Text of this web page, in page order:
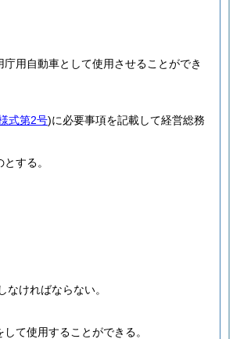
用自動車として使用させることができ
式第2号)に必要事項を記載して経営総務
する。
なければならない。
て使用することができる。